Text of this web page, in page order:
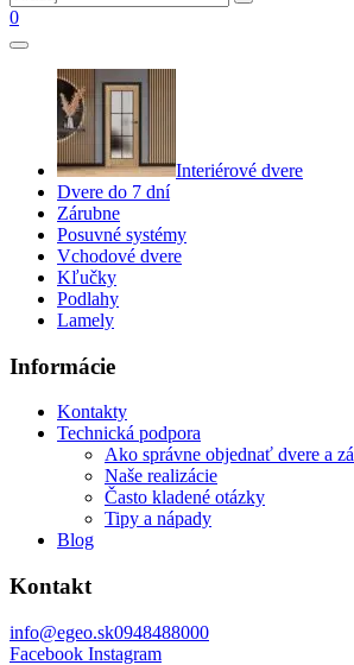
0
Interiérové dvere
Dvere do 7 dní
Zárubne
Posuvné systémy
Vchodové dvere
Kľučky
Podlahy
Lamely
Informácie
Kontakty
Technická podpora
Ako správne objednať dvere a
Naše realizácie
Často kladené otázky
Tipy a nápady
Blog
Kontakt
info@egeo.sk0948488000
Facebook Instagram